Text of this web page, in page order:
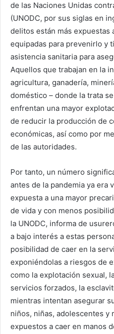
de las Naciones Unidas
(UNODC, por sus siglas en
delitos están más expuestas
equipadas para prevenirlo y
asistencia sanitaria para
Aquellos que trabajan en la
agricultura, ganadería,
doméstico – donde la trata
enfrentan una mayor
de reducir la producción de
económicas, así como por
de las autoridades.
Por tanto, un número
antes de la pandemia ya era
expuesta a una mayor
de vida y con menos
la UNODC, informa de
a bajo interés a estas
posibilidad de caer en la
exponiéndolas a riesgos de
como la explotación sexual,
servicios forzados, la
mientras intentan asegurar
niños, niñas, adolescentes y
expuestos a caer en manos